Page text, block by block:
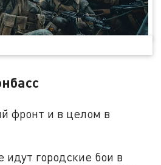
фронт и в целом в
городские бои в